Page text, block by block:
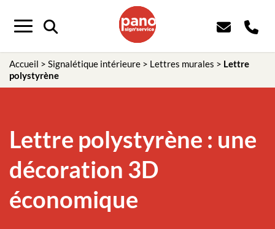
Menu
Accueil > Signalétique intérieure > Lettres murales > Lettre
polystyrène
Lettre polystyrène : une
décoration 3D
économique
Panneau de gestion des cookies